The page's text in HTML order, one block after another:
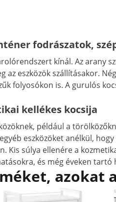
fodrászatok,
kínál. Az arany
eszközök szállításakor.
folyosókon is. A gurulós
kellékes kocsija
például a
eszközöket anélkül,
Kis súlya ellenére a
és még éveken